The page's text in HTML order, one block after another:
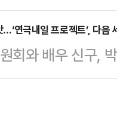
…번 정면승부에
월 7일~31일 LG
덧입힌 ‘반야 아
껴져요.”(천선란
는 구원자’를 무
다시 만났다. 스
상력 속에만 존재
…‘연극내일 프로젝트’, 다
회와 배우 신구,
공개한 자리에서